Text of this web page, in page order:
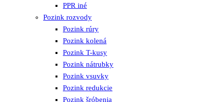
PPR iné
Pozink rozvody
Pozink rúry
Pozink kolená
Pozink T-kusy
Pozink nátrubky
Pozink vsuvky
Pozink redukcie
Pozink šróbenia